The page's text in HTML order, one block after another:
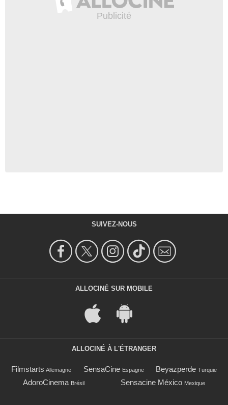
SUIVEZ-NOUS
ALLOCINÉ SUR MOBILE
ALLOCINÉ À L'ÉTRANGER
Filmstarts Allemagne SensaCine Espagne Beyazperde Turquie
AdoroCinema Brésil Sensacine México Mexique